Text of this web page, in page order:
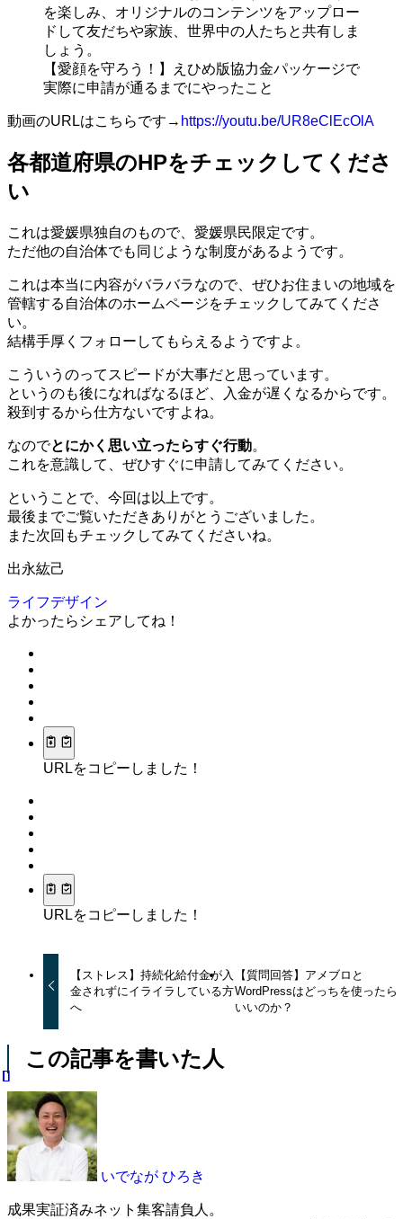
を楽しみ、オリジナルのコンテンツをアップロー
ドして友だちや家族、世界中の人たちと共有しま
しょう。
【愛顔を守ろう！】えひめ版協力金パッケージで
実際に申請が通るまでにやったこと
動画のURLはこちらです→ https://youtu.be/UR8eClEcOlA
各都道府県のHPをチェックしてくださ
い
これは愛媛県独自のもので、愛媛県民限定です。
ただ他の自治体でも同じような制度があるようです。
これは本当に内容がバラバラなので、ぜひお住まいの地域を
管轄する自治体のホームページをチェックしてみてくださ
い。
結構手厚くフォローしてもらえるようですよ。
こういうのってスピードが大事だと思っています。
というのも後になればなるほど、入金が遅くなるからです。
殺到するから仕方ないですよね。
なのでとにかく思い立ったらすぐ行動。
これを意識して、ぜひすぐに申請してみてください。
ということで、今回は以上です。
最後までご覧いただきありがとうございました。
また次回もチェックしてみてくださいね。
出永紘己
ライフデザイン
よかったらシェアしてね！
URLをコピーしました！
URLをコピーしました！
【ストレス】持続化給付金が入
金されずにイライラしている方
へ
【質問回答】アメブロと
WordPressはどっちを使ったら
いいのか？
この記事を書いた人
いでなが ひろき
成果実証済みネット集客請負人。